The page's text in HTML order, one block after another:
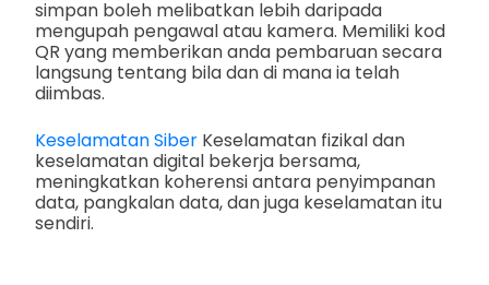
simpan boleh melibatkan lebih daripada
mengupah pengawal atau kamera. Memiliki kod
QR yang memberikan anda pembaruan secara
langsung tentang bila dan di mana ia telah
diimbas.
Keselamatan Siber Keselamatan fizikal dan
keselamatan digital bekerja bersama,
meningkatkan koherensi antara penyimpanan
data, pangkalan data, dan juga keselamatan itu
sendiri.